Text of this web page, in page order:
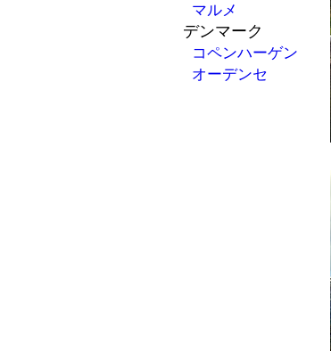
マルメ
デンマーク
コペンハーゲン
オーデンセ